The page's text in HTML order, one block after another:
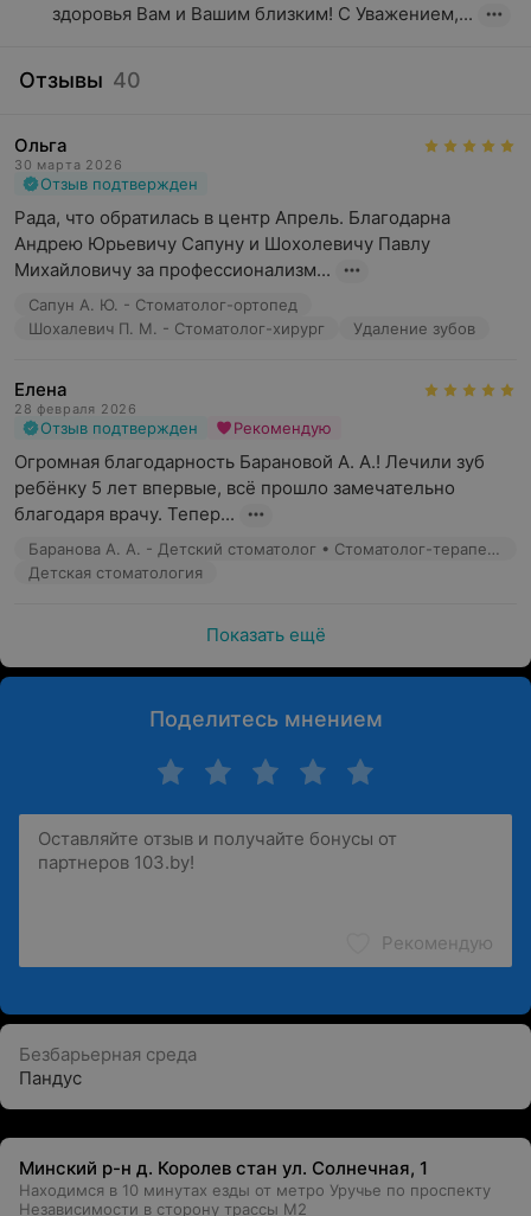
здоровья Вам и Вашим близким! С Уважением,...
Отзывы 40
Ольга
30 марта 2026
Отзыв подтвержден
Рада, что обратилась в центр Апрель. Благодарна
Андрею Юрьевичу Сапуну и Шохолевичу Павлу
Михайловичу за профессионализм...
Сапун А. Ю. - Стоматолог-ортопед
Шохалевич П. М. - Стоматолог-хирург
Удаление зубов
Елена
28 февраля 2026
Отзыв подтвержден Рекомендую
Огромная благодарность Барановой А. А.! Лечили зуб
ребёнку 5 лет впервые, всё прошло замечательно
благодаря врачу. Тепер...
Баранова А. А. - Детский стоматолог • Стоматолог-терапевт
Детская стоматология
Показать ещё
Поделитесь мнением
Рекомендую
Безбарьерная среда
Пандус
Минский р-н д. Королев стан ул. Солнечная, 1
Находимся в 10 минутах езды от метро Уручье по проспекту
Независимости в сторону трассы М2